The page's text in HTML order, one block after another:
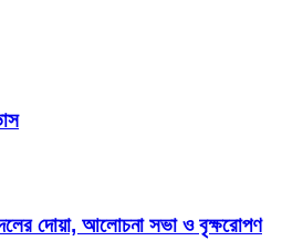
দোয়া, আলোচনা সভা ও বৃক্ষরোপণ